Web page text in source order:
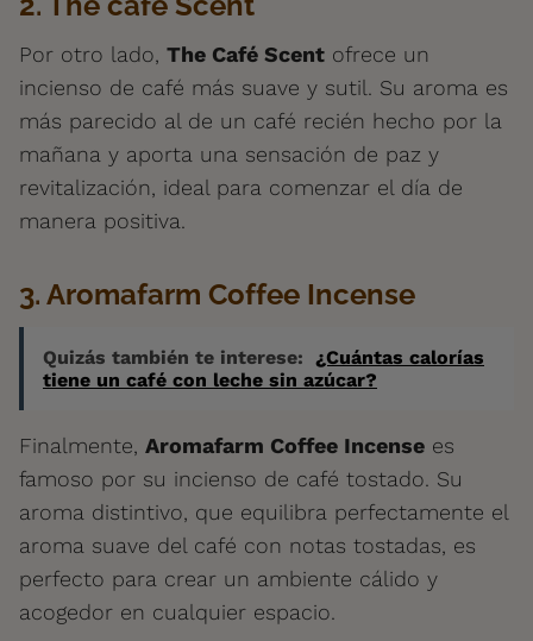
Por otro lado, The Café Scent ofrece un
incienso de café más suave y sutil. Su aroma es
más parecido al de un café recién hecho por la
mañana y aporta una sensación de paz y
revitalización, ideal para comenzar el día de
manera positiva.
3. Aromafarm Coffee Incense
Quizás también te interese:
¿Cuántas calorías
tiene un café con leche sin azúcar?
Finalmente, Aromafarm Coffee Incense es
famoso por su incienso de café tostado. Su
aroma distintivo, que equilibra perfectamente el
aroma suave del café con notas tostadas, es
perfecto para crear un ambiente cálido y
acogedor en cualquier espacio.